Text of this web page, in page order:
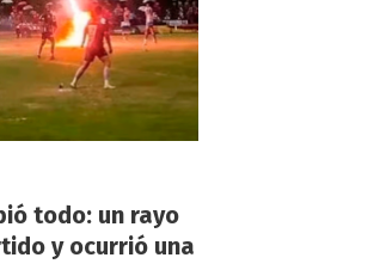
todo: un rayo
y ocurrió una